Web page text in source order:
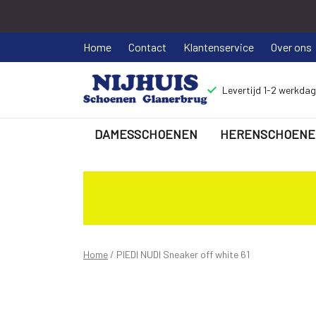
Home Contact Klantenservice Over ons
Levertijd 1-2
DAMESSCHOENEN
Sneaker
Home PIEDI NUDI Sneaker off white 61